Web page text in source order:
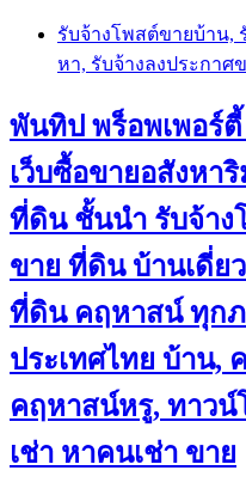
Skip
content
รับจ้างโพสต์ขายบ้าน,
หา, รับจ้างลงประกาศ
พันทิป พร็อพเพอร์
เว็บซื้อขายอสังหา
ที่ดิน ชั้นนำ รับจ้าง
ขาย ที่ดิน บ้านเดี่ย
ที่ดิน คฤหาสน์ ทุก
ประเทศไทย บ้าน,
คฤหาสน์หรู, ทาว
เช่า หาคนเช่า ขาย